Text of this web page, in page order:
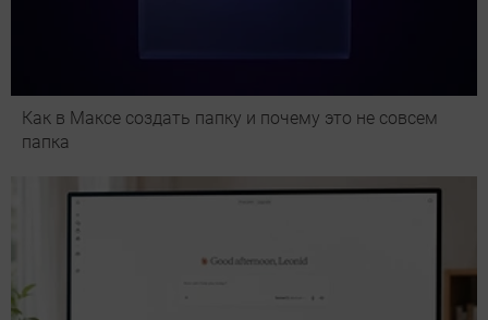
Как в Максе создать папку и почему это не совсем
папка